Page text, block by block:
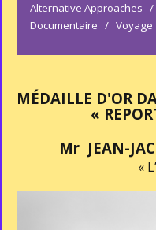
Alternative Approaches /
Documentaire / Voyage
MÉDAILLE D'OR
«
Mr JEAN-
«